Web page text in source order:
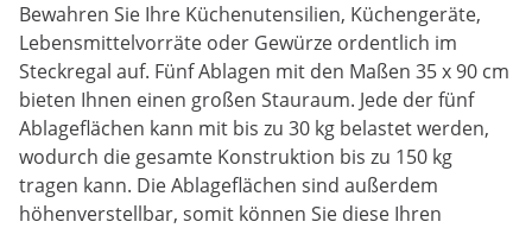
Bewahren Sie Ihre Küchenutensilien, Küchengeräte,
Lebensmittelvorräte oder Gewürze ordentlich im
Steckregal auf. Fünf Ablagen mit den Maßen 35 x 90 cm
bieten Ihnen einen großen Stauraum. Jede der fünf
Ablageflächen kann mit bis zu 30 kg belastet werden,
wodurch die gesamte Konstruktion bis zu 150 kg
tragen kann. Die Ablageflächen sind außerdem
höhenverstellbar, somit können Sie diese Ihren